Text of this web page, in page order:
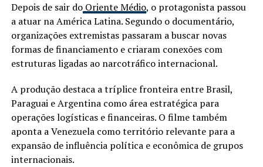
Depois de sair doOriente Médio, o protagonista passou
a atuar na América Latina. Segundo o documentário,
organizações extremistas passaram a buscar novas
formas de financiamento e criaram conexões com
estruturas ligadas ao narcotráfico internacional.
A produção destaca a tríplice fronteira entre Brasil,
Paraguai e Argentina como área estratégica para
operações logísticas e financeiras. O filme também
aponta a Venezuela como território relevante para a
expansão de influência política e econômica de grupos
internacionais.